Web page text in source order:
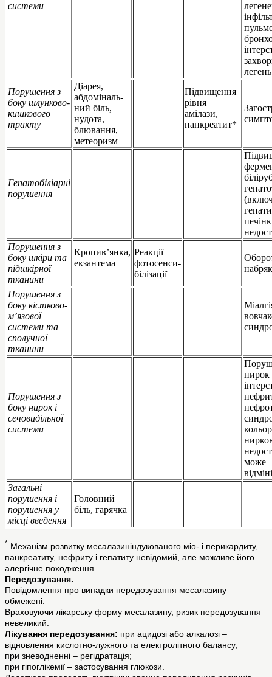
системи
легень
Порушення з
боку шлунково-
кишкового
тракту
Діарея,
абдоміналь-
ний біль,
нудота,
блювання,
метеоризм
Підвищення
рівня
амілази,
панкреатит*
Гепатобіліарні
порушення
Порушення з
боку шкіри та
підшкірної
тканини
Кропив’янка,
екзантема
Реакції
фотосенси-
білізації
Порушення з
боку кістково-
м’язової
системи та
сполучної
тканини
Порушення з
боку нирок і
сечовидільної
системи
може
Загальні
порушення і
порушення у
місці введення
Головний
біль, гарячка
* Механізм розвитку месалазиніндукованого міо- і перикардиту,
панкреатиту, нефриту і гепатиту невідомий, але можливе його
алергічне походження.
Передозування.
Повідомлення про випадки передозування месалазину
обмежені.
Враховуючи лікарську форму месалазину, ризик передозування
невеликий.
Лікування передозування: при ацидозі або алкалозі –
відновлення кислотно-лужного та електролітного балансу;
при зневодненні – регідратація;
при гіпоглікемії – застосування глюкози.